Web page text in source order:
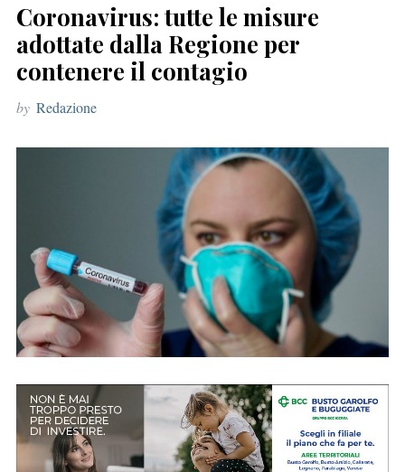
c
h
f
o
r
Coronavirus: tutte le misure
adottate dalla Regione per
contenere il contagio
by Redazione